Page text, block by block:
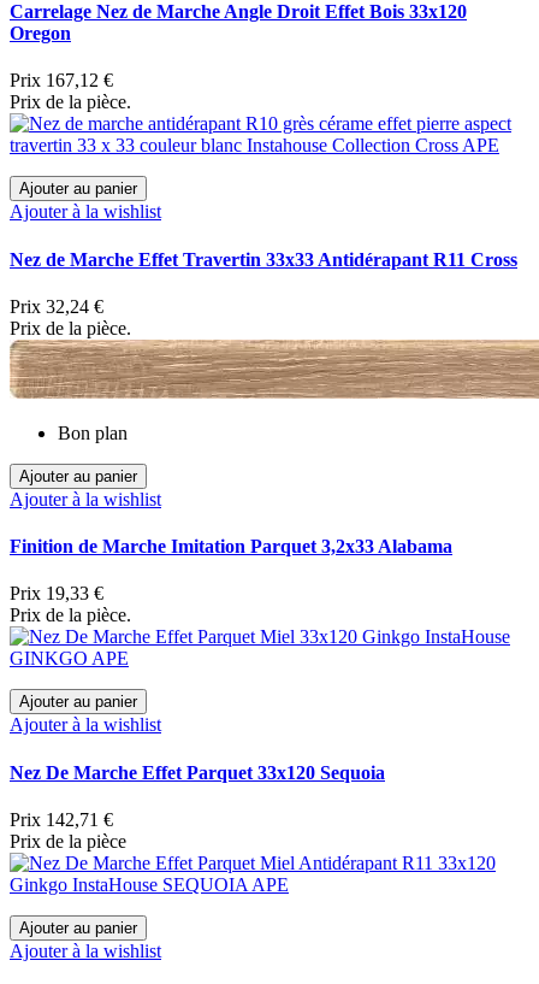
Carrelage Nez de Marche Angle Droit Effet Bois 33x120
Oregon
Prix 167,12 €
Prix de la pièce.
Ajouter au panier
Ajouter à la wishlist
Nez de Marche Effet Travertin 33x33 Antidérapant R11 Cross
Prix 32,24 €
Prix de la pièce.
Bon plan
Ajouter au panier
Ajouter à la wishlist
Finition de Marche Imitation Parquet 3,2x33 Alabama
Prix 19,33 €
Prix de la pièce.
Ajouter au panier
Ajouter à la wishlist
Nez De Marche Effet Parquet 33x120 Sequoia
Prix 142,71 €
Prix de la pièce
Ajouter au panier
Ajouter à la wishlist